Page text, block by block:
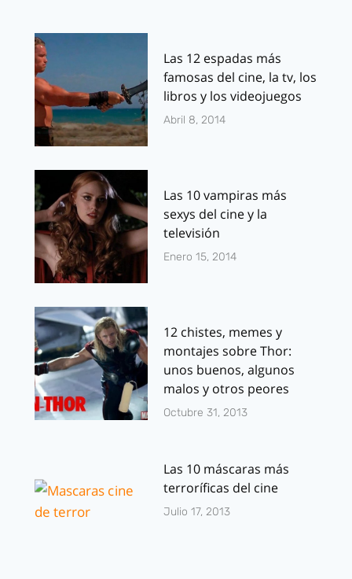
Las 12 espadas más
famosas del cine, la tv, los
libros y los videojuegos
Abril 8, 2014
Las 10 vampiras más
sexys del cine y la
televisión
Enero 15, 2014
12 chistes, memes y
montajes sobre Thor:
unos buenos, algunos
malos y otros peores
Octubre 31, 2013
Las 10 máscaras más
terroríficas del cine
Julio 17, 2013